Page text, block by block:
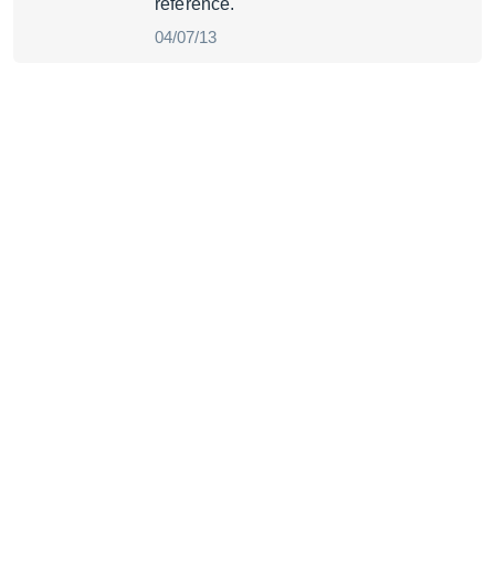
référence.
04/07/13